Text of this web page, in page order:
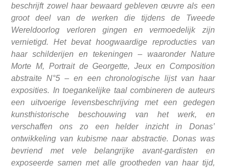
beschrijft zowel haar bewaard gebleven œuvre als een
groot deel van de werken die tijdens de Tweede
Wereldoorlog verloren gingen en vermoedelijk zijn
vernietigd. Het bevat hoogwaardige reproducties van
haar schilderijen en tekeningen – waaronder Nature
Morte M, Portrait de Georgette, Jeux en Composition
abstraite N°5 – en een chronologische lijst van haar
exposities. In toegankelijke taal combineren de auteurs
een uitvoerige levensbeschrijving met een gedegen
kunsthistorische beschouwing van het werk, en
verschaffen ons zo een helder inzicht in Donas’
ontwikkeling van kubisme naar abstractie. Donas was
bevriend met vele belangrijke avant-gardisten en
exposeerde samen met alle grootheden van haar tijd,